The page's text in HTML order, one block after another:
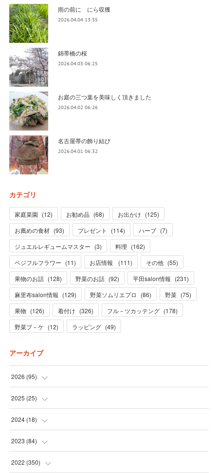
雨の前に にら収獲
2026.04.04 13:35
錦帯橋の桜
2026.04.03 06:25
お庭の三つ葉を美味しく頂きました
2026.04.02 06:26
名古屋帯の飾り結び
2026.04.01 06:32
カテゴリ
家庭菜園 (12) お勧め品 (68) お出かけ (125)
お薦めの食材 (93) プレゼント (114) ハーブ (7)
ジュエルレギュームマスター (3) 料理 (162)
ベジフルフラワー (11) お店情報 (111) その他 (55)
果物のお話 (128) 野菜のお話 (92) 平田salon情報 (231)
麻里布salon情報 (129) 野菜ソムリエプロ (86) 野菜 (75)
果物 (126) 着付け (326) フル－ツカッテング (178)
野菜ブ－ケ (12) ラッピング (49)
アーカイブ
2026 (95)
(5
(31 )
(28
(31
2025 (25)
(3
(19 )
(1)
2024(18)
(1
(12
2023 (84)
(1)
2022 (350)